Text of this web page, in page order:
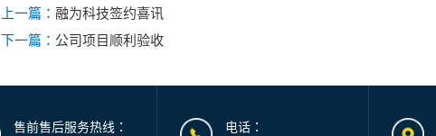
上一篇： 融为科技签约喜讯
下一篇： 公司项目顺利验收
售前售后服务热线：
电话：